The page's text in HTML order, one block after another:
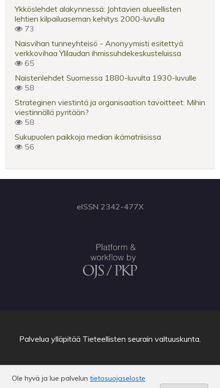
Ykköslehdet alakynnessä: Johtavien alueellisten
lehtien kilpailuaseman kehitys 2000-luvulla
73
Naisvihan tunneyhteisö - Anonyymisti esitettyä
verkkovihaa Ylilaudan ihmissuhdekeskusteluissa
65
Naistenlehdet Suomessa 1880-luvulta 1930-luvulle
58
Strateginen viestintä ja organisaation tavoitteet: Mihin
viestinnällä pyritään?
58
Sukupuolen paikkoja median ikämatriisissa
56
eISSN 2342-477X
Ole hyvä ja lue palvelun tietosuojaseloste
Palvelua ylläpitää Tieteellisten seurain valtuuskunta.